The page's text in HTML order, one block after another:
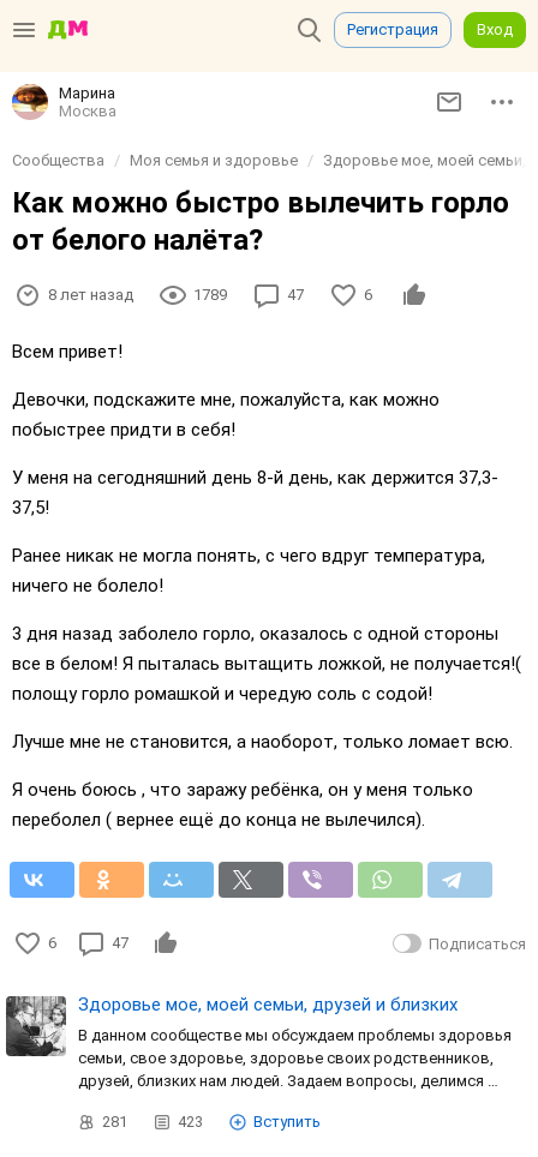
Регистрация Вход
Марина
Москва
Сообщества Моя семья и здоровье Здоровье мое, моей семьи,
Как можно быстро вылечить горло
от белого налёта?
8 лет назад 1789 47 6
Всем привет!
Девочки, подскажите мне, пожалуйста, как можно
побыстрее придти в себя!
У меня на сегодняшний день 8-й день, как держится 37,3-
37,5!
Ранее никак не могла понять, с чего вдруг температура,
ничего не болело!
3 дня назад заболело горло, оказалось с одной стороны
все в белом! Я пыталась вытащить ложкой, не получается!(
полощу горло ромашкой и чередую соль с содой!
Лучше мне не становится, а наоборот, только ломает всю.
Я очень боюсь , что заражу ребёнка, он у меня только
переболел ( вернее ещё до конца не вылечился).
6 47 Подписаться
Здоровье мое, моей семьи, друзей и близких
В данном сообществе мы обсуждаем проблемы здоровья
семьи, свое здоровье, здоровье своих родственников,
друзей, близких нам людей. Задаем вопросы, делимся …
281 423 Вступить